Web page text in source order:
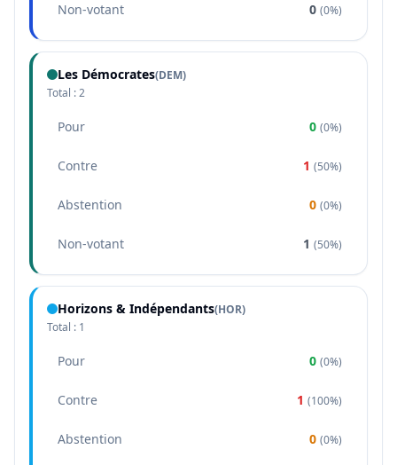
Non-votant 0 (0%)
Les Démocrates(DEM)
Total :2
Pour 0 (0%)
Contre 1 (50%)
Abstention 0 (0%)
Non-votant 1 (50%)
Horizons & Indépendants(HOR)
Total : 1
Pour 0 (0%)
Contre 1 (100%)
Abstention 0 (0%)